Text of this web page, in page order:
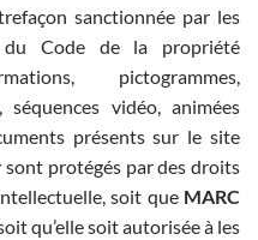
sanctionnée par les
Code de la propriété
pictogrammes,
séquences vidéo, animées
présents sur le site
sont protégés par des droits
soit que MARC
qu’elle soit autorisée à les